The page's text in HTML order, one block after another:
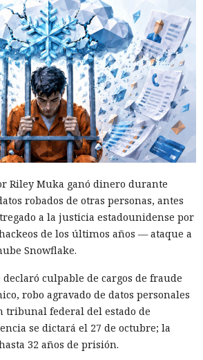
contra las empresas
parte de las autoridades
tiempo que son noticia habitual —
similarse está desarrollandoen sentido
del Ciberespacio de China
revisión de los productos de la
Alto Networks que se venden en el
riesgos para la infraestructura
seguridad nacional.
productos concretos de la compañía
reveló la naturaleza de posibles
qué medidas podrían seguir en
en medio del empeoramiento de las
tecnológicas entre Pekín y
Riley Muka ganó dinero durante
robados de otras personas, antes
a la justicia estadounidense por
de los últimos años — ataque a
Snowflake.
declaró culpable de cargos de fraude
robo agravado de datos personales
tribunal federal del estado de
se dictará el 27 de octubre; la
32 años de prisión.